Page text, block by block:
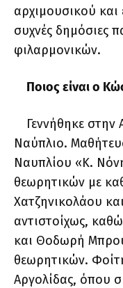
αρχιμουσικού και
συχνές δημόσιες
φιλαρμονικών.
Ποιος είναι ο
Γεννήθηκε
Ναύπλιο.
Ναυπλίου «Κ.
θεωρητικών με
Χατζηνικολάου
αντιστοίχως,
και Θοδωρή
θεωρητικών.
Αργολίδας, όπου